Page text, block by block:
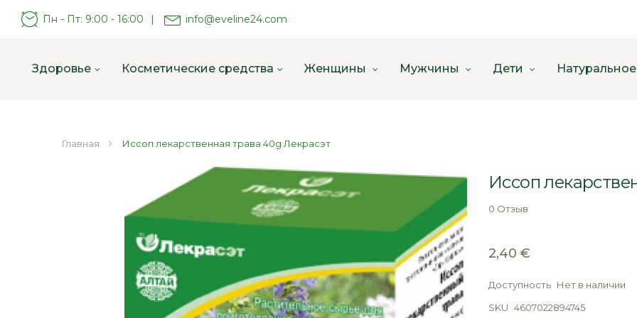
Пн - Пт: 9:00 - 16:00 | info@eveline24.com
Здоровье Косметические средства Женщины Мужчины Дети
Главная Иссоп лекарственная трава 40g Лекрасэт
Иссоп
0 Отзыв
2,40 €
Доступность Нет в наличии
SKU 4607022894745